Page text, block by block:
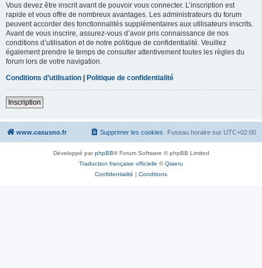
Vous devez être inscrit avant de pouvoir vous connecter. L’inscription est
rapide et vous offre de nombreux avantages. Les administrateurs du forum
peuvent accorder des fonctionnalités supplémentaires aux utilisateurs inscrits.
Avant de vous inscrire, assurez-vous d’avoir pris connaissance de nos
conditions d’utilisation et de notre politique de confidentialité. Veuillez
également prendre le temps de consulter attentivement toutes les règles du
forum lors de votre navigation.
Conditions d’utilisation | Politique de confidentialité
Inscription
www.casusno.fr Fuseau horaire sur UTC+02:00
Supprimer les cookies
Développé parphpBB® Forum Software © phpBB Limited
Traduction française officielle ©Qiaeru
Confidentialité | Conditions